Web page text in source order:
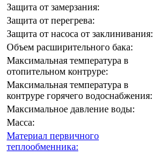
Защита от замерзания:
Защита от перегрева:
Защита от насоса от заклинивания:
Объем расширительного бака:
Максимальная температура в
отопительном контруре:
Максимальная температура в
контруре горячего водоснабжения:
Максимальное давление воды:
Масса:
Материал первичного
теплообменника: